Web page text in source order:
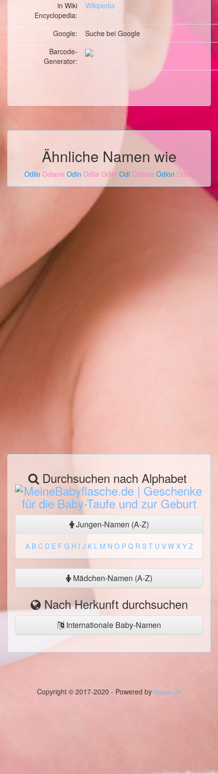
in Wiki
Encyclopedia:
Wikipedia
Google: Suche bei Google
Barcode-
Generator:
Ähnliche Namen wie
Odilo Odiane Odin Odila Odile Odi Odiana Odion Odilia
Durchsuchen nach Alphabet
Jungen-Namen (A-Z)
A B C D E F G H I J K L M N O P Q R S T U V W X Y Z
Mädchen-Namen (A-Z)
Nach Herkunft durchsuchen
Internationale Baby-Namen
Copyright © 2017-2020 - Powered by Gojado.de